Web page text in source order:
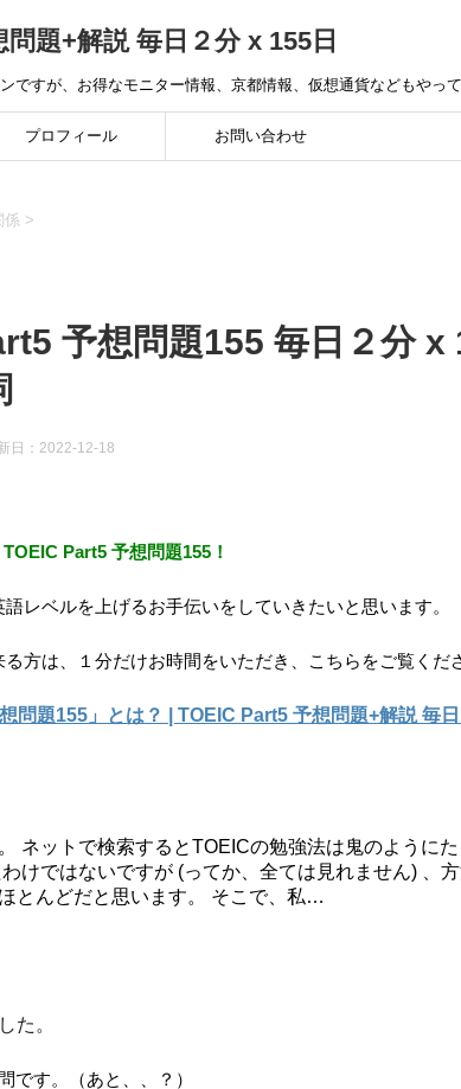
題+解説 毎日２分 x 155日
ですが、お得なモニター情報、京都情報、仮想通貨などもやっ
プロフィール お問い合わせ
係 >
予想問題155 毎日２分 x
08-04 更新日： 2022-12-18
Part5 予想問題155！
レベルを上げるお手伝いをしていきたいと思います。
方は、１分だけお時間をいただき、こちらをご覧くだ
問題155」とは？ | TOEIC Part5 予想問題+解説 毎
ネットで検索するとTOEICの勉強法は鬼のように
けではないですが (ってか、全ては見れません) 、
とんどだと思います。 そこで、私…
た。
です。（あと、、？）